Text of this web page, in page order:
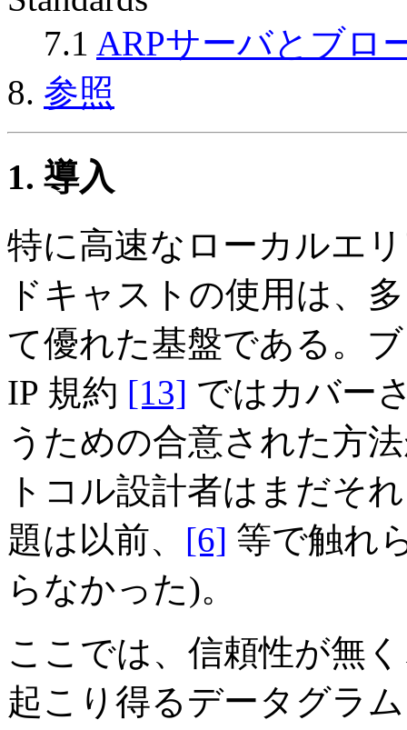
7.1 ARPサーバとブロ
8. 参照
1. 導入
特に高速なローカルエ
ドキャストの使用は、
て優れた基盤である。
IP 規約 [13] ではカバー
うための合意された方
トコル設計者はまだそ
題は以前、 [6] 等で触れ
らなかった)。
ここでは、信頼性が無
起こり得るデータグラ